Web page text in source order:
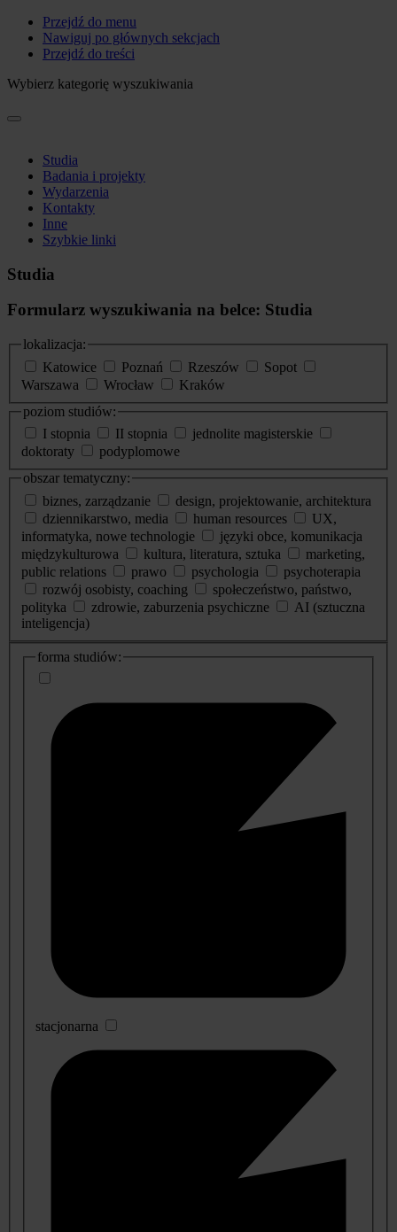
Przejdź do menu
Nawiguj po głównych sekcjach
Przejdź do treści
Wybierz kategorię wyszukiwania
Studia
Badania i projekty
Wydarzenia
Kontakty
Inne
Szybkie linki
Studia
Formularz wyszukiwania na belce: Studia
lokalizacja:
Katowice
Poznań Rzeszów
Sopot
Warszawa
Wrocław
Kraków
poziom studiów:
I stopnia
II stopnia
jednolite magisterskie
doktoraty
podyplomowe
obszar tematyczny:
biznes, zarządzanie
design, projektowanie, architektura
dziennikarstwo, media
human resources
UX,
informatyka, nowe technologie
języki obce, komunikacja
międzykulturowa
kultura, literatura, sztuka
marketing,
public relations
prawo psychologia
psychoterapia
rozwój osobisty, coaching
społeczeństwo, państwo,
polityka
zdrowie, zaburzenia psychiczne
AI (sztuczna
inteligencja)
dodatkowe
informacje
forma studiów:
stacjonarna